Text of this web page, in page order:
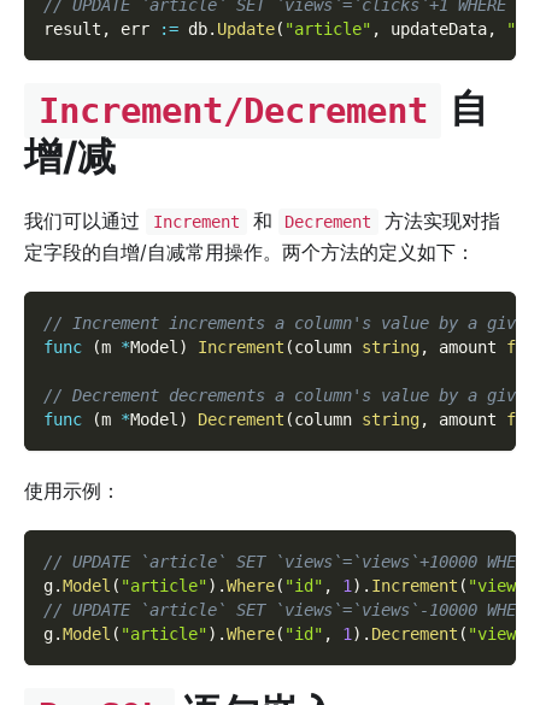
// UPDATE `article` SET `views`=`clicks`+1 WHERE
result , err := db. Update( "article" , updateData,
Increment/Decrement
自
增/减
我们可以通过 Increment 和 Decrement
方法实现对指
定字段的自增/自减常用操作。两个方法的定义如下：
// Increment increments a column's value by a given
func
(m *Model) Increment (column string, amount
// Decrement decrements a column's value by a given
func
(m *Model) Decrement (column string, amount
使用示例：
// UPDATE `article` SET `views`=`views`+10000
g.Model ( "article") .Where( "id" , 1) . Increment ( "views"
// UPDATE `article` SET `views`=`views`-10000
g.Model ( "article") .Where( "id" , 1) . Decrement ( "views"